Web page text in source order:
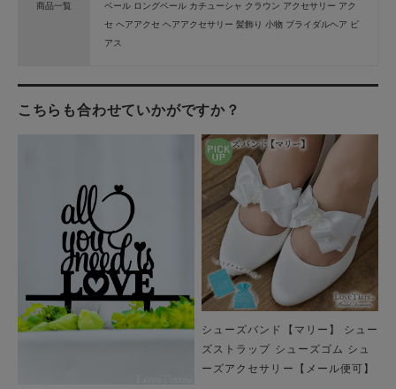
商品一覧
ベール ロングベール カチューシャ クラウン アクセサリー アク
セ ヘアアクセ ヘアアクセサリー 髪飾り 小物 ブライダルヘア ピ
アス
こちらも合わせていかがですか？
シューズバンド【マリー】 シュー
ズストラップ シューズゴム シュ
ーズアクセサリー【メール便可】